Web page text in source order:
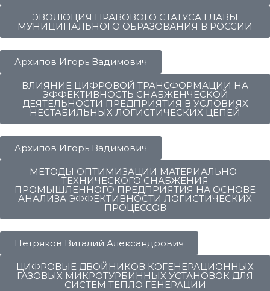
ЭВОЛЮЦИЯ ПРАВОВОГО СТАТУСА ГЛАВЫ
МУНИЦИПАЛЬНОГО ОБРАЗОВАНИЯ В РОССИИ
Архипов Игорь Вадимович
ВЛИЯНИЕ ЦИФРОВОЙ ТРАНСФОРМАЦИИ НА
ЭФФЕКТИВНОСТЬ СНАБЖЕНЧЕСКОЙ
ДЕЯТЕЛЬНОСТИ ПРЕДПРИЯТИЯ В УСЛОВИЯХ
НЕСТАБИЛЬНЫХ ЛОГИСТИЧЕСКИХ ЦЕПЕЙ
Архипов Игорь Вадимович
МЕТОДЫ ОПТИМИЗАЦИИ МАТЕРИАЛЬНО-
ТЕХНИЧЕСКОГО СНАБЖЕНИЯ
ПРОМЫШЛЕННОГО ПРЕДПРИЯТИЯ НА ОСНОВЕ
АНАЛИЗА ЭФФЕКТИВНОСТИ ЛОГИСТИЧЕСКИХ
ПРОЦЕССОВ
Петряков Виталий Александрович
ЦИФРОВЫЕ ДВОЙНИКОВ КОГЕНЕРАЦИОННЫХ
ГАЗОВЫХ МИКРОТУРБИННЫХ УСТАНОВОК ДЛЯ
СИСТЕМ ТЕПЛО ГЕНЕРАЦИИ